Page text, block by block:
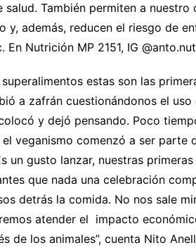
También permiten a
y, además, reducen el riesgo de
Nutrición MP 2151, IG
estas son las
a zafrán cuestionándonos el
y dejó pensando. Poco
veganismo comenzó a ser parte
un gusto lanzar, nuestras
que nada una celebración
detrás la comida. No nos sale
atender el impacto
de los animales”, cuenta Nito